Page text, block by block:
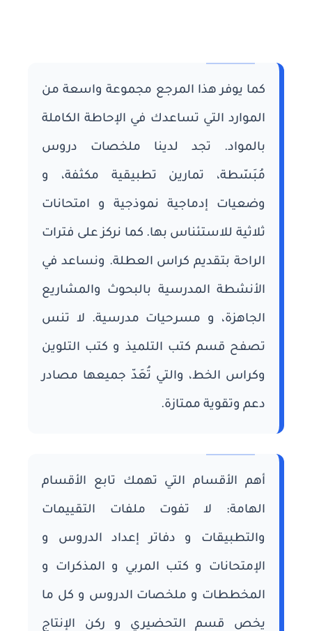
كما يوفر هذا المرجع مجموعة واسعة من
الموارد التي تساعدك في الإحاطة الكاملة
بالمواد. تجد لدينا ملخصات دروس
مُبَسّطة، تمارين تطبيقية مكثفة، و
وضعيات إدماجية نموذجية و امتحانات
ثلاثية للاستئناس بها. كما نركز على فترات
الراحة بتقديم كراس العطلة. ونساعد في
الأنشطة المدرسية بالبحوث والمشاريع
الجاهزة، و مسرحيات مدرسية. لا تنس
تصفح قسم كتب التلميذ و كتب التلوين
وكراس الخط، والتي تُعَدّ جميعها مصادر
دعم وتقوية ممتازة.
أهم الأقسام التي تهمك تابع الأقسام
الهامة: لا تفوت ملفات التقييمات
والتطبيقات و دفاتر إعداد الدروس و
الإمتحانات و كتب المربي و المذكرات و
المخططات و ملخصات الدروس و كل ما
يخص قسم التحضيري و ركن الإنتاج